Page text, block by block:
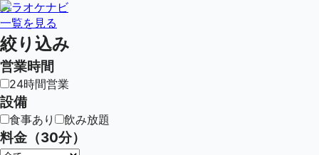
カラオケナビ
一覧を見る
絞り込み
営業時間
24時間営業
設備
食事あり 飲み放題
料金（30分）